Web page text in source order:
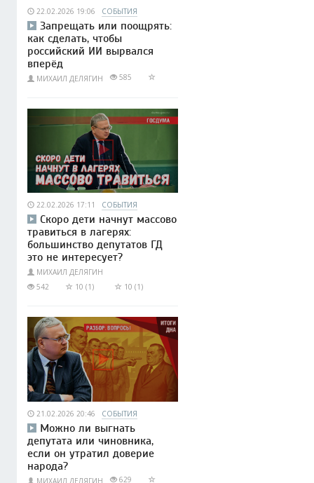
22.02.2026 19:06 СОБЫТИЯ
Запрещать или поощрять:
как сделать, чтобы
российский ИИ вырвался
вперёд
МИХАИЛ ДЕЛЯГИН 585
22.02.2026 17:11 СОБЫТИЯ
Скоро дети начнут массово
травиться в лагерях:
большинство депутатов ГД
это не интересует?
МИХАИЛ ДЕЛЯГИН
542
10 (1) 10 (1)
21.02.2026 20:46 СОБЫТИЯ
Можно ли выгнать
депутата или чиновника,
если он утратил доверие
народа?
МИХАИЛ ДЕЛЯГИН 629